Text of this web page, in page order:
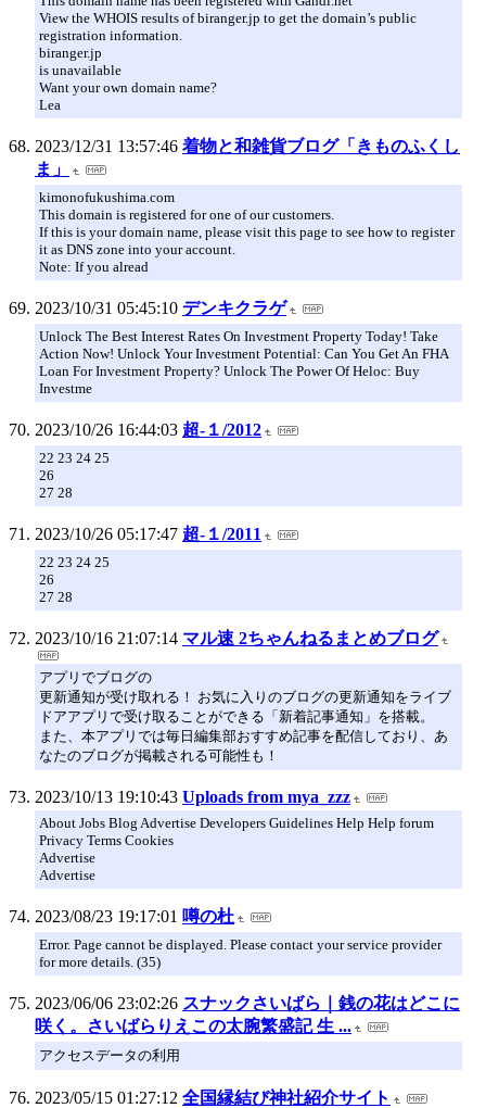
View the WHOIS results of biranger.jp to get the domain’s public
registration information.
biranger.jp
is unavailable
Want your own domain name?
Lea
2023/12/31 13:57:46 着物と和雑貨ブログ「きものふくし
ま」
kimonofukushima.com
This domain is registered for one of our customers.
If this is your domain name, please visit this page to see how to register
it as DNS zone into your account.
Note: If you alread
2023/10/31 05:45:10 デンキクラゲ
Unlock The Best Interest Rates On Investment Property Today! Take
Action Now! Unlock Your Investment Potential: Can You Get An FHA
Loan For Investment Property? Unlock The Power Of Heloc: Buy
Investme
2023/10/26 16:44:03 超-１/2012
22 23 24 25
26
27 28
2023/10/26 05:17:47 超-１/2011
22 23 24 25
26
27 28
2023/10/16 21:07:14 マル速 2ちゃんねるまとめブログ
アプリでブログの
更新通知が受け取れる！ お気に入りのブログの更新通知をライブ
ドアアプリで受け取ることができる「新着記事通知」を搭載。
また、本アプリでは毎日編集部おすすめ記事を配信しており、あ
なたのブログが掲載される可能性も！
2023/10/13 19:10:43 Uploads from mya_zzz
About Jobs Blog Advertise Developers Guidelines Help Help forum
Privacy Terms Cookies
Advertise
Advertise
2023/08/23 19:17:01 噂の杜
Error. Page cannot be displayed. Please contact your service provider
for more details. (35)
2023/06/06 23:02:26 スナックさいばら｜銭の花はどこに
咲く。さいばらりえこの太腕繁盛記 生 ...
アクセスデータの利用
2023/05/15 01:27:12 全国縁結び神社紹介サイト